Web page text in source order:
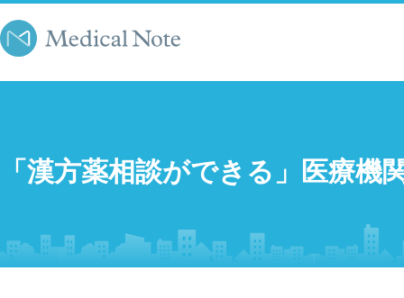
「漢方薬相談ができる」医療機